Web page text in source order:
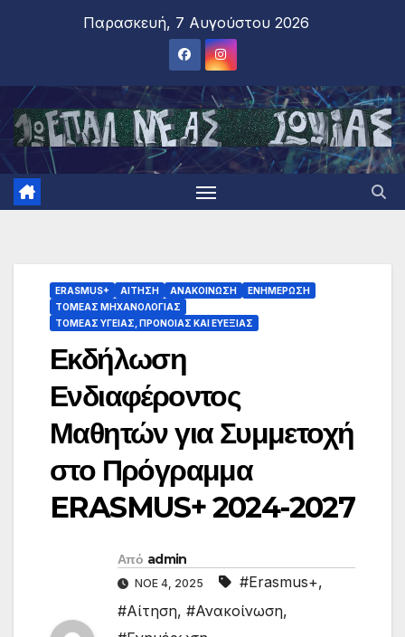
Παρασκευή, 7 Αυγούστου 2026
ERASMUS+ ΑΙΤΗΣΗ ΑΝΑΚΟΙΝΩΣΗ
ΕΝΗΜΕΡΩΣΗ
ΤΟΜΕΑΣ ΜΗΧΑΝΟΛΟΓΙΑΣ
ΤΟΜΕΑΣ ΥΓΕΙΑΣ, ΠΡΟΝΟΙΑΣ ΚΑΙ ΕΥΕΞΙΑΣ
Εκδήλωση
Ενδιαφέροντος
Μαθητών για Συμμετοχή
στο Πρόγραμμα
ERASMUS+ 2024-2027
Από admin
ΝΟΈ 4, 2025 #Erasmus+,
#Αίτηση, #Ανακοίνωση,